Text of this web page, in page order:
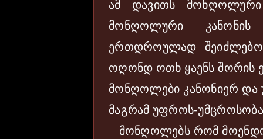
ამ დავითს მონღოლური
მონღოლური
ერთდროულად
ოღონდ ოთხ ყაენს შორის
მონღოლები კანონიერ და
მაგრამ უფროს-
მონღოლებს რომ